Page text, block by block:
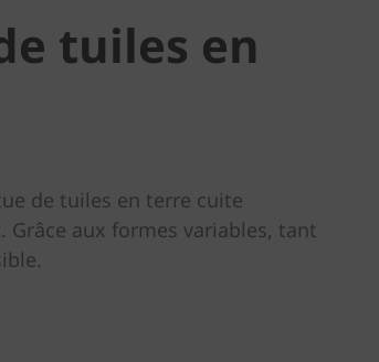
tuiles en
de tuiles en terre cuite
aux formes variables, tant